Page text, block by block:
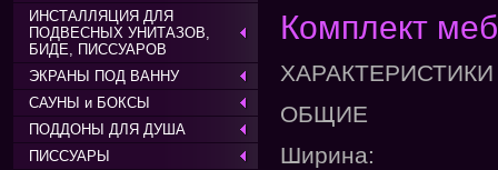
ИНСТАЛЛЯЦИЯ ДЛЯ
ПОДВЕСНЫХ УНИТАЗОВ,
БИДЕ, ПИССУАРОВ
ЭКРАНЫ ПОД ВАННУ
САУНЫ и БОКСЫ
ПОДДОНЫ ДЛЯ ДУША
ПИССУАРЫ
Комплект
ХАРАКТЕРИСТИКИ
ОБЩИЕ
Ширина: